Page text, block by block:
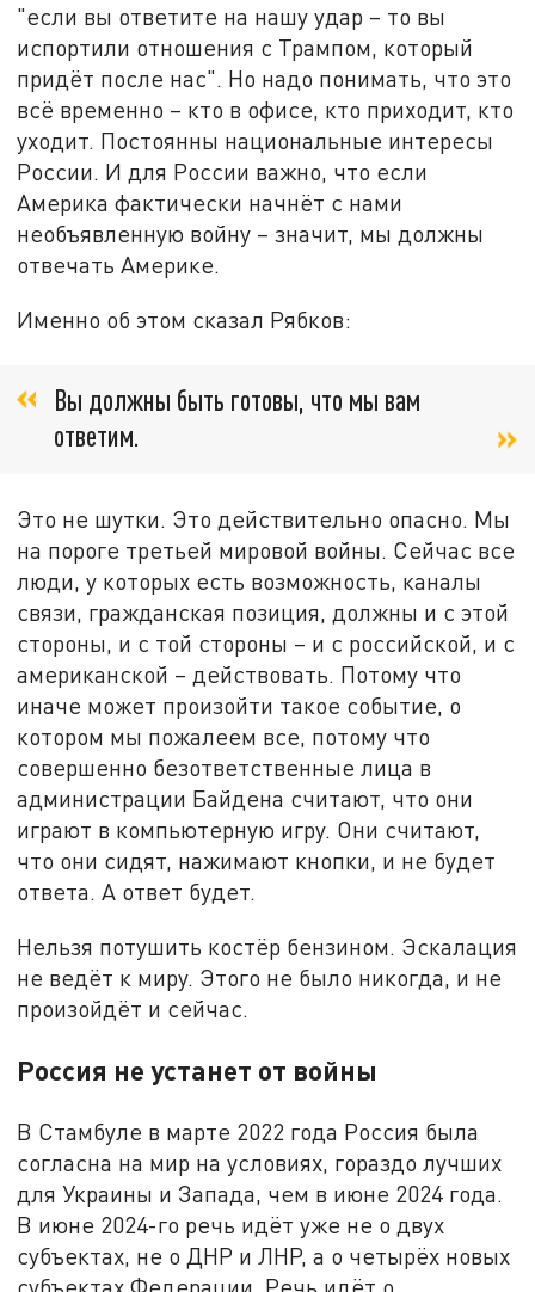
"если вы ответите на нашу удар – то вы
испортили отношения с Трампом, который
придёт после нас". Но надо понимать, что это
всё временно – кто в офисе, кто приходит, кто
уходит. Постоянны национальные интересы
России. И для России важно, что если
Америка фактически начнёт с нами
необъявленную войну – значит, мы должны
отвечать Америке.
Именно об этом сказал Рябков:
Вы должны быть готовы, что мы вам
ответим.
Это не шутки. Это действительно опасно. Мы
на пороге третьей мировой войны. Сейчас все
люди, у которых есть возможность, каналы
связи, гражданская позиция, должны и с этой
стороны, и с той стороны – и с российской, и с
американской – действовать. Потому что
иначе может произойти такое событие, о
котором мы пожалеем все, потому что
совершенно безответственные лица в
администрации Байдена считают, что они
играют в компьютерную игру. Они считают,
что они сидят, нажимают кнопки, и не будет
ответа. А ответ будет.
Нельзя потушить костёр бензином. Эскалация
не ведёт к миру. Этого не было никогда, и не
произойдёт и сейчас.
Россия не устанет от войны
В Стамбуле в марте 2022 года Россия была
согласна на мир на условиях, гораздо лучших
для Украины и Запада, чем в июне 2024 года.
В июне 2024-го речь идёт уже не о двух
субъектах, не о ДНР и ЛНР, а о четырёх новых